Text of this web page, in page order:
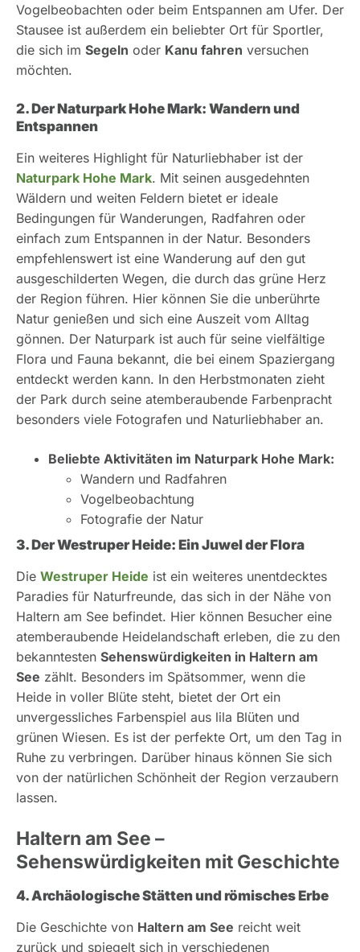
Vogelbeobachten oder beim Entspannen am Ufer. Der
Stausee ist außerdem ein beliebter Ort für Sportler,
die sich im Segeln oder Kanu fahren versuchen
möchten.
2. Der Naturpark Hohe Mark: Wandern und
Entspannen
Ein weiteres Highlight für Naturliebhaber ist der
Naturpark Hohe Mark. Mit seinen ausgedehnten
Wäldern und weiten Feldern bietet er ideale
Bedingungen für Wanderungen, Radfahren oder
einfach zum Entspannen in der Natur. Besonders
empfehlenswert ist eine Wanderung auf den gut
ausgeschilderten Wegen, die durch das grüne Herz
der Region führen. Hier können Sie die unberührte
Natur genießen und sich eine Auszeit vom Alltag
gönnen. Der Naturpark ist auch für seine vielfältige
Flora und Fauna bekannt, die bei einem Spaziergang
entdeckt werden kann. In den Herbstmonaten zieht
der Park durch seine atemberaubende Farbenpracht
besonders viele Fotografen und Naturliebhaber an.
Beliebte Aktivitäten im Naturpark Hohe Mark:
Wandern und Radfahren
Vogelbeobachtung
Fotografie der Natur
3. Der Westruper Heide: Ein Juwel der Flora
Die Westruper Heide ist ein weiteres unentdecktes
Paradies für Naturfreunde, das sich in der Nähe von
Haltern am See befindet. Hier können Besucher eine
atemberaubende Heidelandschaft erleben, die zu den
bekanntesten Sehenswürdigkeiten in Haltern am
See zählt. Besonders im Spätsommer, wenn die
Heide in voller Blüte steht, bietet der Ort ein
unvergessliches Farbenspiel aus lila Blüten und
grünen Wiesen. Es ist der perfekte Ort, um den Tag in
Ruhe zu verbringen. Darüber hinaus können Sie sich
von der natürlichen Schönheit der Region verzaubern
lassen.
Haltern am See –
Sehenswürdigkeiten mit Geschichte
4. Archäologische Stätten und römisches Erbe
Die Geschichte von Haltern am See reicht weit
zurück und spiegelt sich in verschiedenen